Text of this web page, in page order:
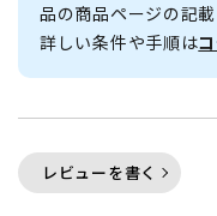
品の商品ページの記
詳しい条件や手順は
レビューを書く